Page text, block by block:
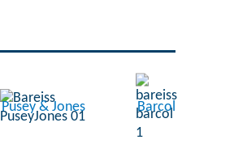
Pusey & Jones Barcol